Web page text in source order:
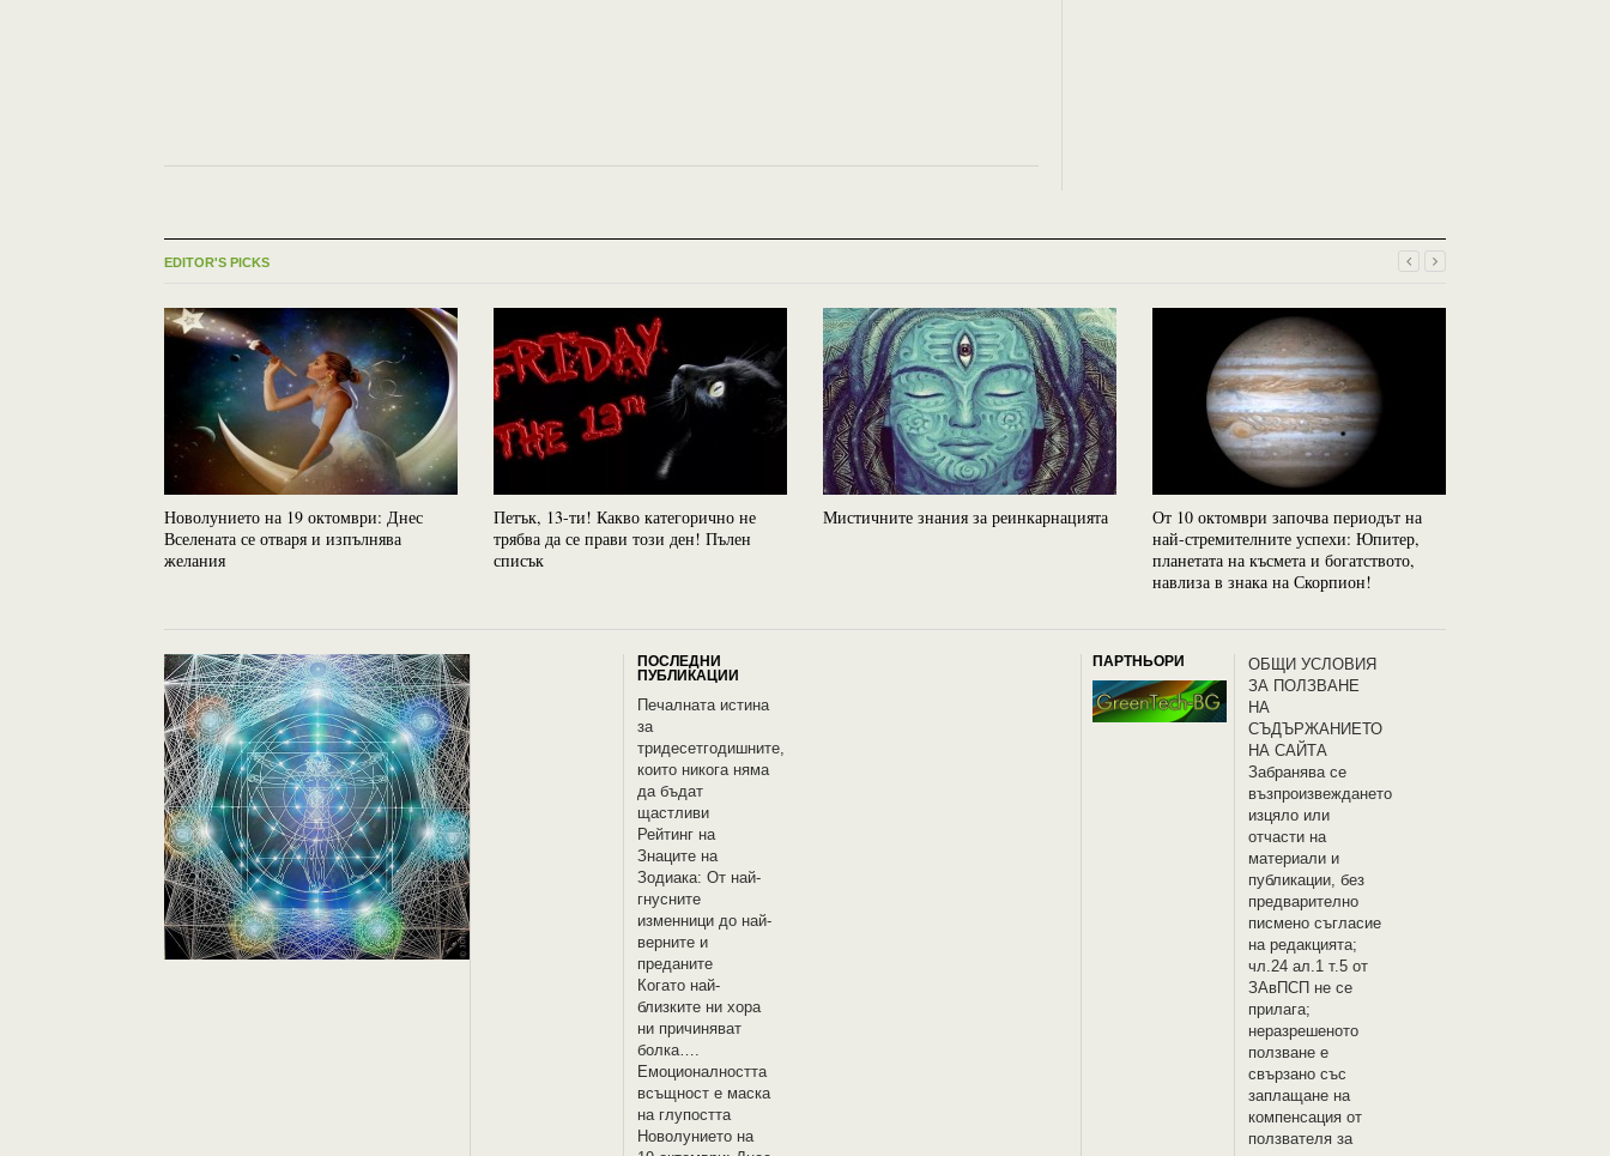
EDITOR'S PICKS
Новолунието на 19 октомври: Днес
Вселената се отваря и изпълнява
желания
Петък, 13-ти! Какво категорично не
трябва да се прави този ден! Пълен
списък
Мистичните знания за реинкарнацията
От 10 октомври започва периодът на
най-стремителните успехи: Юпитер,
планетата на късмета и богатството,
навлиза в знака на Скорпион!
ПОСЛЕДНИ
ПУБЛИКАЦИИ
Печалната истина
за
тридесетгодишните,
които никога няма
да бъдат
щастливи
Рейтинг на
Знаците на
Зодиака: От най-
гнусните
изменници до най-
верните и
преданите
Когато най-
близките ни хора
ни причиняват
болка….
Емоционалността
всъщност е маска
на глупостта
Новолунието на
ПАРТНЬОРИ
OБЩИ УСЛОВИЯ
ЗА ПОЛЗВАНЕ
НА
СЪДЪРЖАНИЕТО
НА САЙТА
Забранява се
възпроизвеждането
изцяло или
отчасти на
материали и
публикации, без
предварително
писмено съгласие
на редакцията;
чл.24 ал.1 т.5 от
ЗАвПСП не се
прилага;
неразрешеното
ползване е
свързано със
заплащане на
компенсация от
ползвателя за